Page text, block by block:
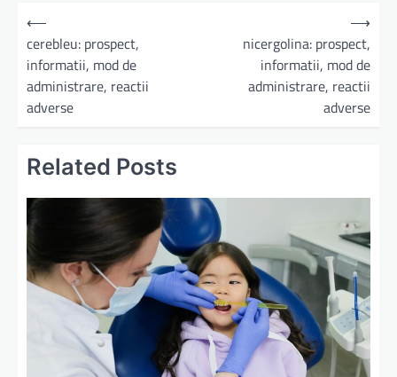
N
g
⟵
cerebleu: prospect,
informatii, mod de
administrare, reactii
adverse
nicergolina: prospect,
informatii, mod de
administrare, reactii
adverse
⟶
Related Posts